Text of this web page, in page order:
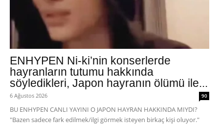
ENHYPEN Ni-ki’nin konserlerde
hayranların tutumu hakkında
söyledikleri, Japon hayranın ölümü ile...
6 Ağustos 2026 90
BU ENHYPEN CANLI YAYINI O JAPON HAYRAN HAKKINDA MIYDI?
"Bazen sadece fark edilmek/ilgi görmek isteyen birkaç kişi oluyor."